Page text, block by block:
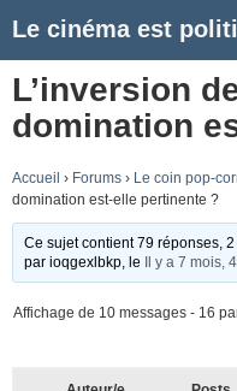
Le cinéma est
L’inversion
domination
Accueil › Forums › Le coin pop-
domination est-elle pertinente ?
Ce sujet contient 79 réponses,
parioqgexlbkp , le Il y a 7 mois,
Affichage de 10 messages - 16